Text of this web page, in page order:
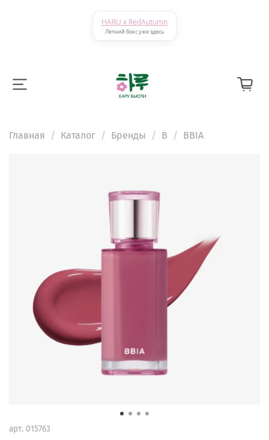
HARU x RedAutumn
Летний бокс уже здесь
Главная Каталог Бренды B BBIA
арт. 015763